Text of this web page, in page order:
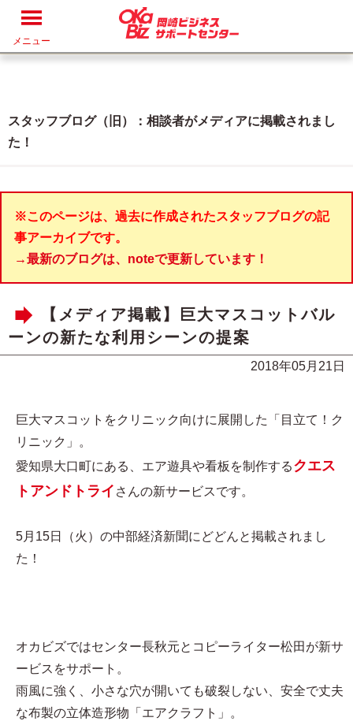
メニュー
スタッフブログ（旧）：相談者がメディアに掲載されまし
た！
※このページは、過去に作成されたスタッフブログの記
事アーカイブです。
→最新のブログは、noteで更新しています！
【メディア掲載】巨大マスコットバル
ーンの新たな利用シーンの提案
2018年05月21日
巨大マスコットをクリニック向けに展開した「目立て！ク
リニック」。
愛知県大口町にある、エア遊具や看板を制作するクエス
トアンドトライ さんの新サービスです。
5月15日（火）の中部経済新聞にどどんと掲載されまし
た！
オカビズではセンター長秋元とコピーライター松田が新サ
ービスをサポート。
雨風に強く、小さな穴が開いても破裂しない、安全で丈夫
な布製の立体造形物「エアクラフト」。